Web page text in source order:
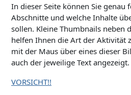
In dieser Seite können Sie genau
Abschnitte und welche Inhalte
sollen. Kleine Thumbnails neben
helfen Ihnen die Art der Aktivität
mit der Maus über eines dieser
auch der jeweilige Text angezeigt.
VORSICHT!!